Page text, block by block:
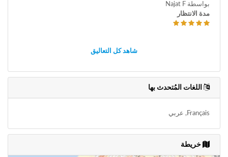
بواسطة Najat F
مدة الانتظار
شاهد كل التعاليق
اللغات المُتحدث بها
Français, عربي
خريطة